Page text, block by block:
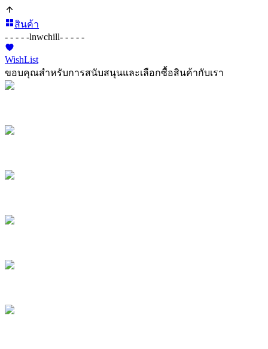
สินค้า
- - - - -lnwchill- - - - -
WishList
ขอบคุณสำหรับการสนับสนุนและเลือกซื้อสินค้ากับเรา